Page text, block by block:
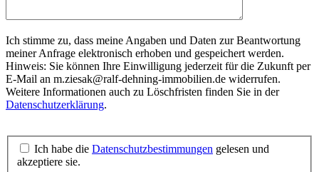
Ich stimme zu, dass meine Angaben und Daten zur Beantwortung
meiner Anfrage elektronisch erhoben und gespeichert werden.
Hinweis: Sie können Ihre Einwilligung jederzeit für die Zukunft per
E-Mail an m.ziesak@ralf-dehning-immobilien.de widerrufen.
Weitere Informationen auch zu Löschfristen finden Sie in der
Datenschutzerklärung.
Ich habe die Datenschutzbestimmungen gelesen und
akzeptiere sie.